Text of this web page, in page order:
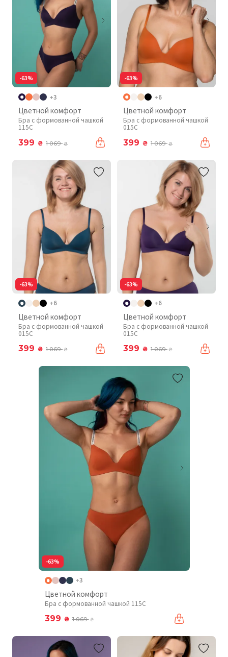
-63%
+3
Цветной комфорт
Бра с формованной чашкой
115C
399 ₴ 1 069₴
-63%
+6
Цветной комфорт
Бра с формованной чашкой
015C
399 ₴ 1 069₴
-63%
+6
Цветной комфорт
Бра с формованной чашкой
015C
399 ₴ 1 069₴
-63%
+6
Цветной комфорт
Бра с формованной чашкой
015C
399 ₴ 1 069₴
-63%
+3
Цветной комфорт
Бра с формованной чашкой 115C
399 ₴ 1 069₴